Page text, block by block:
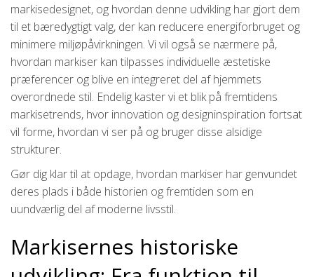
markisedesignet, og hvordan denne udvikling har gjort dem
til et bæredygtigt valg, der kan reducere energiforbruget og
minimere miljøpåvirkningen. Vi vil også se nærmere på,
hvordan markiser kan tilpasses individuelle æstetiske
præferencer og blive en integreret del af hjemmets
overordnede stil. Endelig kaster vi et blik på fremtidens
markisetrends, hvor innovation og designinspiration fortsat
vil forme, hvordan vi ser på og bruger disse alsidige
strukturer.
Gør dig klar til at opdage, hvordan markiser har genvundet
deres plads i både historien og fremtiden som en
uundværlig del af moderne livsstil.
Markisernes historiske